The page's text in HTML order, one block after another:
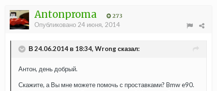
Antonproma 273
Опубликовано 24 июня, 2014
В 24.06.2014 в 18:34, Wrong сказал:
Антон, день добрый.
Скажите, а Вы мне можете помочь с проставками? Bmw e90.